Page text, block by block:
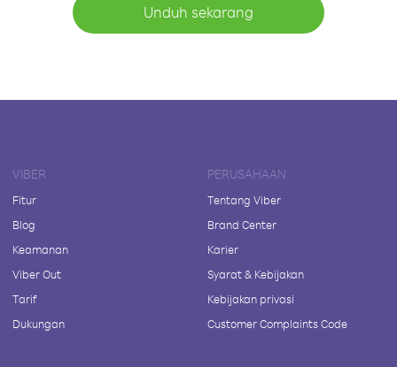
Unduh sekarang
VIBER
Fitur
Blog
Keamanan
Viber Out
Tarif
Dukungan
PERUSAHAAN
Tentang Viber
Brand Center
Karier
Syarat & Kebijakan
Kebijakan privasi
Customer Complaints Code